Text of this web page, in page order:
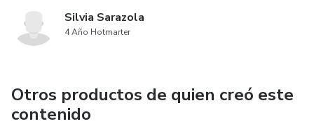
Silvia Sarazola
4 Año Hotmarter
Otros productos de quien creó este
contenido